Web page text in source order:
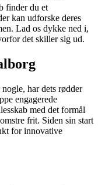
finder du et
kan udforske deres
Lad os dykke ned i,
det skiller sig ud.
har dets rødder
engagerede
med det formål
frit. Siden sin start
for innovative